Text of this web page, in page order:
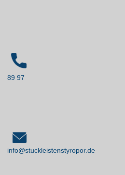
89 97
info@stuckleistenstyropor.de